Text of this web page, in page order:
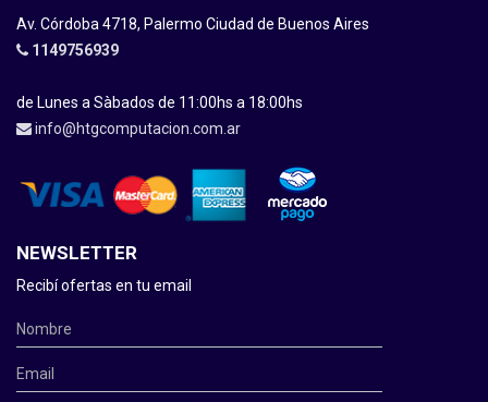
Av. Córdoba 4718, Palermo Ciudad de Buenos Aires
1149756939
de Lunes a Sàbados de 11:00hs a 18:00hs
info@htgcomputacion.com.ar
NEWSLETTER
Recibí ofertas en tu email